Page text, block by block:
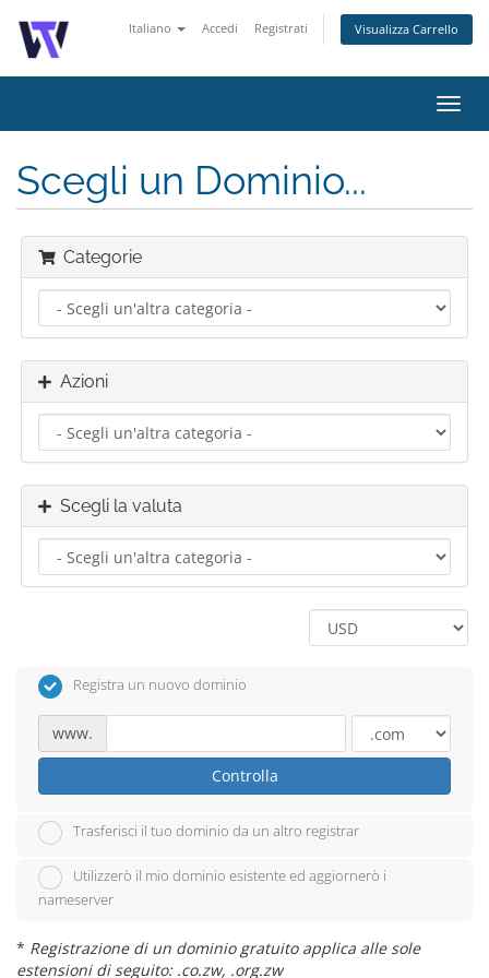
Italiano Accedi Registrati Visualizza Carrello
Attiva
Scegli un Dominio...
Categorie
Azioni
Scegli la valuta
Registra un nuovo dominio
www.
Controlla
Trasferisci il tuo dominio da un altro registrar
Utilizzerò il mio dominio esistente ed aggiornerò i
nameserver
* Registrazione di un dominio gratuito applica alle sole
estensioni di seguito: .co.zw, .org.zw